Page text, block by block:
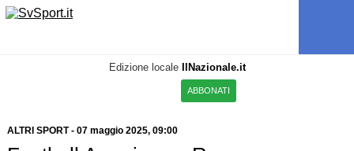
Edizione locale IlNazionale.it
ABBONATI
ALTRI SPORT- 07 maggio 2025, 09:00